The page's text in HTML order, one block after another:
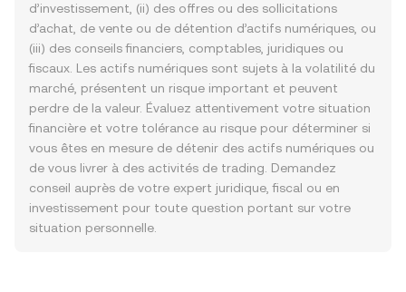
d’investissement, (ii) des offres ou des sollicitations
d’achat, de vente ou de détention d’actifs numériques, ou
(iii) des conseils financiers, comptables, juridiques ou
fiscaux. Les actifs numériques sont sujets à la volatilité du
marché, présentent un risque important et peuvent
perdre de la valeur. Évaluez attentivement votre situation
financière et votre tolérance au risque pour déterminer si
vous êtes en mesure de détenir des actifs numériques ou
de vous livrer à des activités de trading. Demandez
conseil auprès de votre expert juridique, fiscal ou en
investissement pour toute question portant sur votre
situation personnelle.